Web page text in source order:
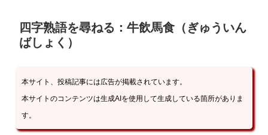
四字熟語を尋ねる：牛飲馬食（ぎゅういん
ばしょく）
本サイト、投稿記事には広告が掲載されています。
本サイトのコンテンツは生成AIを使用して生成している箇所がありま
す。